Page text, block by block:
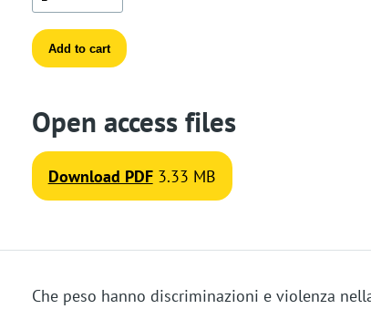
Open access files
Download PDF 3.33 MB
Che peso hanno discriminazioni e violenza